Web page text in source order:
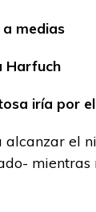
medias
Harfuch
iría por
alcanzar el
mientras